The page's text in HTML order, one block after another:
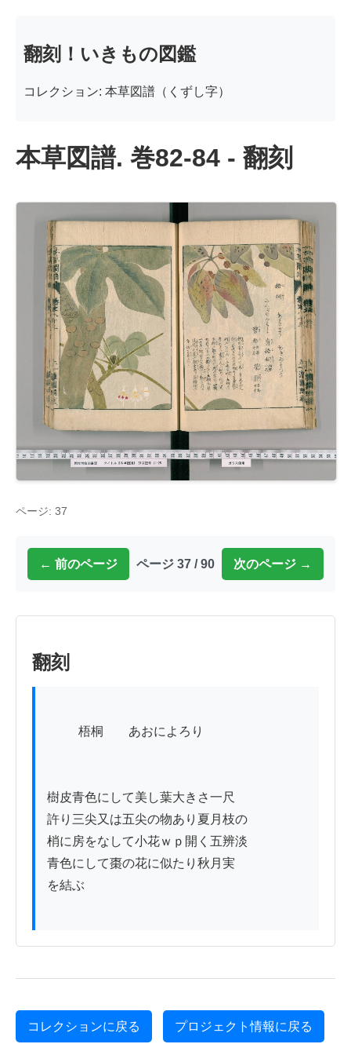
翻刻！いきもの図鑑
コレクション: 本草図譜（くずし字）
本草図譜. 巻82-84 - 翻刻
ページ: 37
← 前のページ ページ 37 / 90 次のページ →
翻刻
樹皮青色にして美し葉大きさ一尺
許り三尖又は五尖の物あり夏月枝の
梢に房をなして小花ｗｐ開く五辨淡
青色にして棗の花に似たり秋月実
を結ぶ
コレクションに戻る プロジェクト情報に戻る